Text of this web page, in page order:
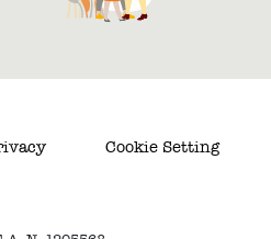
Cookie Setting